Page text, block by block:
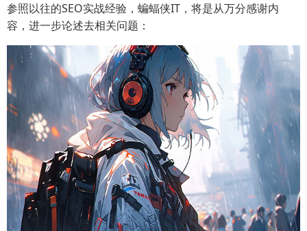
参照以往的SEO实战经验，蝙蝠侠IT，将是从万分感谢内
容，进一步论述去相关问题：